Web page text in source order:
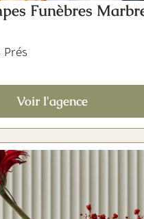
Funèbres
Prés
Voir l'agence